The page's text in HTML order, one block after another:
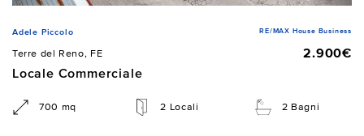
Adele Piccolo RE/MAX House Business
Terre del Reno, FE
2.900€
Locale Commerciale
700 mq 2 Locali 2 Bagni